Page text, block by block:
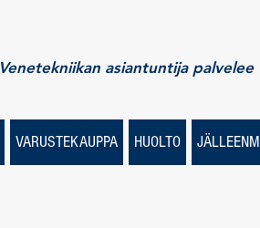
Venetekniikan asiantuntija palvelee
VARUSTEKAUPPA HUOLTO